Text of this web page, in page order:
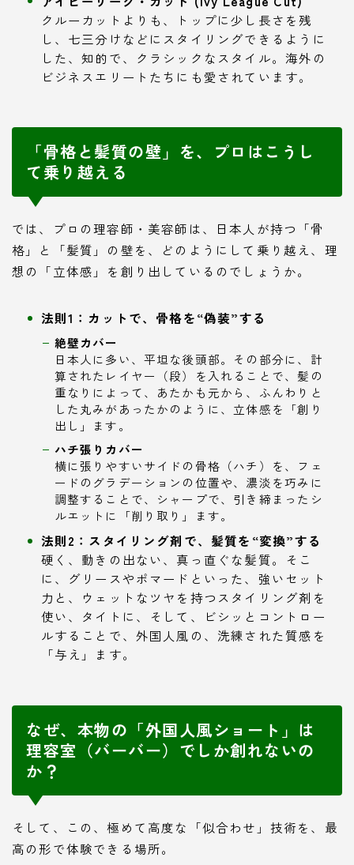
クルーカットよりも、トップに少し長さを残
し、七三分けなどにスタイリングできるように
した、知的で、クラシックなスタイル。海外の
ビジネスエリートたちにも愛されています。
「骨格と髪質の壁」を、プロはこうし
て乗り越える
では、プロの理容師・美容師は、日本人が持つ「骨
格」と「髪質」の壁を、どのようにして乗り越え、理
想の「立体感」を創り出しているのでしょうか。
法則1：カットで、骨格を“偽装”する
絶壁カバー
日本人に多い、平坦な後頭部。その部分に、計
算されたレイヤー（段）を入れることで、髪の
重なりによって、あたかも元から、ふんわりと
した丸みがあったかのように、立体感を「創り
出し」ます。
ハチ張りカバー
横に張りやすいサイドの骨格（ハチ）を、フェ
ードのグラデーションの位置や、濃淡を巧みに
調整することで、シャープで、引き締まったシ
ルエットに「削り取り」ます。
法則2：スタイリング剤で、髪質を“変換”する
硬く、動きの出ない、真っ直ぐな髪質。そこ
に、グリースやポマードといった、強いセット
力と、ウェットなツヤを持つスタイリング剤を
使い、タイトに、そして、ビシッとコントロー
ルすることで、外国人風の、洗練された質感を
「与え」ます。
なぜ、本物の「外国人風ショート」は
理容室（バーバー）でしか創れないの
か？
そして、この、極めて高度な「似合わせ」技術を、最
高の形で体験できる場所。